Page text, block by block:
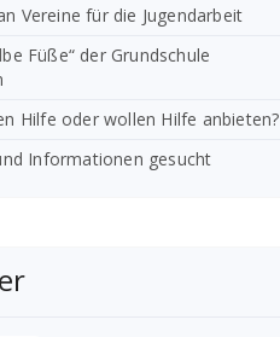
Vereine für die Jugendarbeit
Füße“ der Grundschule
Hilfe oder wollen Hilfe anbieten?
Informationen gesucht